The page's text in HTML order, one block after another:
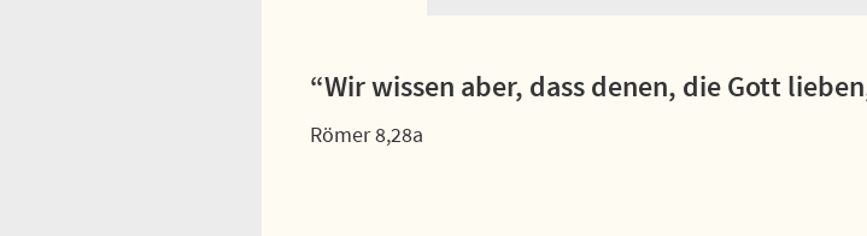
“Wir wissen aber, dass denen, die Gott
Römer 8,28a